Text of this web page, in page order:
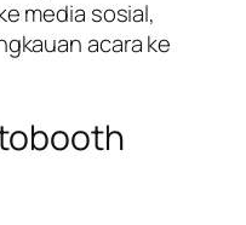
media sosial,
acara ke